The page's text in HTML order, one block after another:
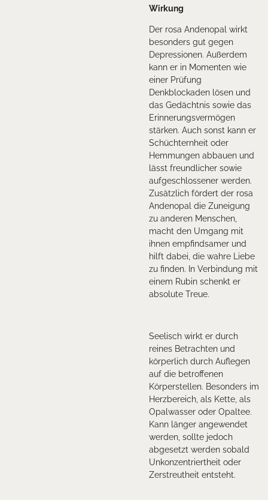
Wirkung
Der rosa Andenopal wirkt
besonders gut gegen
Depressionen. Außerdem
kann er in Momenten wie
einer Prüfung
Denkblockaden lösen und
das Gedächtnis sowie das
Erinnerungsvermögen
stärken. Auch sonst kann er
Schüchternheit oder
Hemmungen abbauen und
lässt freundlicher sowie
aufgeschlossener werden.
Zusätzlich fördert der rosa
Andenopal die Zuneigung
zu anderen Menschen,
macht den Umgang mit
ihnen empfindsamer und
hilft dabei, die wahre Liebe
zu finden. In Verbindung mit
einem Rubin schenkt er
absolute Treue.
Seelisch wirkt er durch
reines Betrachten und
körperlich durch Auflegen
auf die betroffenen
Körperstellen. Besonders im
Herzbereich, als Kette, als
Opalwasser oder Opaltee.
Kann länger angewendet
werden, sollte jedoch
abgesetzt werden sobald
Unkonzentriertheit oder
Zerstreutheit entsteht.